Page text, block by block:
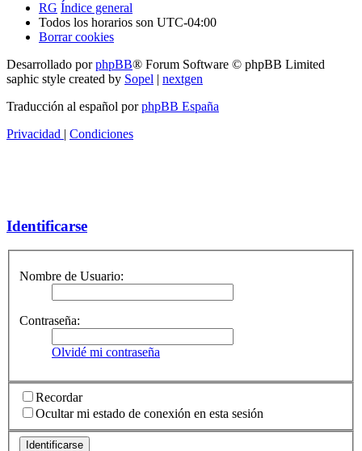
RG Índice general
Todos los horarios son UTC-04:00
Borrar cookies
Desarrollado porphpBB® Forum Software © phpBB Limited
saphic style created by Sopel | nextgen
Traducción al español porphpBB España
Privacidad | Condiciones
Identificarse
Nombre de Usuario:
Contraseña:
Olvidé mi contraseña
Recordar
Ocultar mi estado de conexión en esta sesión